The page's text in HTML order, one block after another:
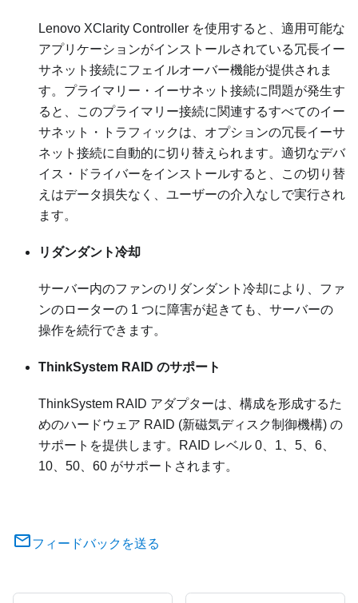
Lenovo XClarity Controller を使用すると、適用可能な
アプリケーションがインストールされている冗長イー
サネット接続にフェイルオーバー機能が提供されま
す。プライマリー・イーサネット接続に問題が発生す
ると、このプライマリー接続に関連するすべてのイー
サネット・トラフィックは、オプションの冗長イーサ
ネット接続に自動的に切り替えられます。適切なデバ
イス・ドライバーをインストールすると、この切り替
えはデータ損失なく、ユーザーの介入なしで実行され
ます。
リダンダント冷却
サーバー内のファンのリダンダント冷却により、ファ
ンのローターの 1 つに障害が起きても、サーバーの
操作を続行できます。
ThinkSystem RAID のサポート
ThinkSystem RAID アダプターは、構成を形成するた
めのハードウェア RAID (新磁気ディスク制御機構) の
サポートを提供します。RAID レベル 0、1、5、6、
10、50、60 がサポートされます。
フィードバックを送る